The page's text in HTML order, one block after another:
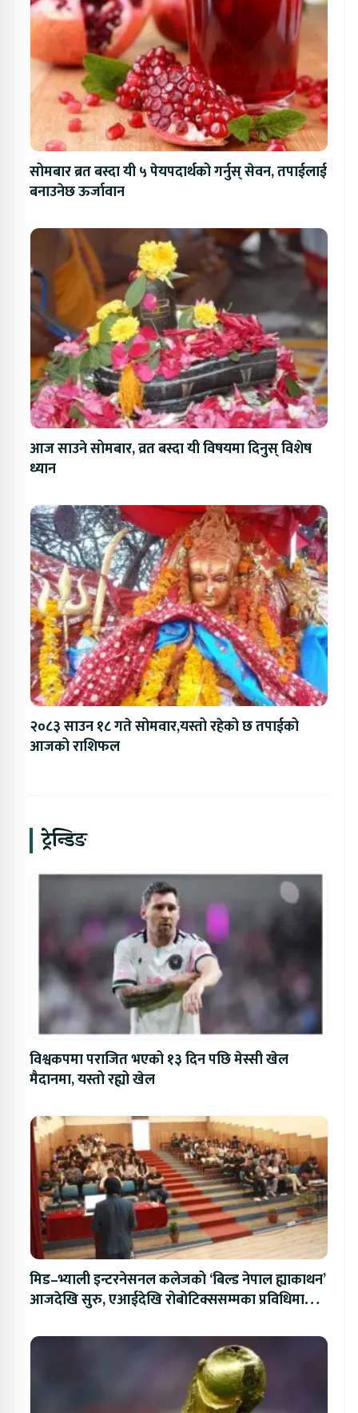
सोमबार ब्रत बस्दा यी ५ पेयपदार्थको गर्नुस् सेवन, तपाईलाई
बनाउनेछ ऊर्जावान
आज साउने सोमबार, व्रत बस्दा यी विषयमा दिनुस् विशेष
ध्यान
२०८३ साउन १८ गते सोमवार,यस्तो रहेको छ तपाईको
आजको राशिफल
ट्रेन्डिङ
विश्वकपमा पराजित भएको १३ दिन पछि मेस्सी खेल
मैदानमा, यस्तो रह्यो खेल
मिड–भ्याली इन्टरनेसनल कलेजको ‘बिल्ड नेपाल ह्याकाथन’
आजदेखि सुरु, एआईदेखि रोबोटिक्ससम्मका प्रविधिमा